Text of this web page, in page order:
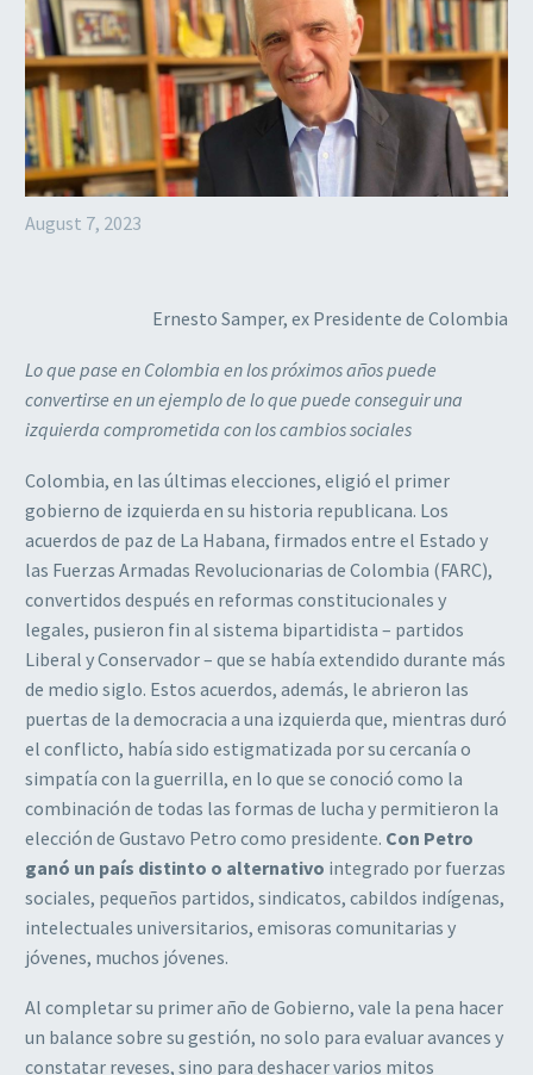
August 7, 2023
Ernesto Samper, ex Presidente de Colombia
Lo que pase en Colombia en los próximos años puede
convertirse en un ejemplo de lo que puede conseguir una
izquierda comprometida con los cambios sociales
Colombia, en las últimas elecciones, eligió el primer
gobierno de izquierda en su historia republicana. Los
acuerdos de paz de La Habana, firmados entre el Estado y
las Fuerzas Armadas Revolucionarias de Colombia (FARC),
convertidos después en reformas constitucionales y
legales, pusieron fin al sistema bipartidista – partidos
Liberal y Conservador – que se había extendido durante más
de medio siglo. Estos acuerdos, además, le abrieron las
puertas de la democracia a una izquierda que, mientras duró
el conflicto, había sido estigmatizada por su cercanía o
simpatía con la guerrilla, en lo que se conoció como la
combinación de todas las formas de lucha y permitieron la
elección de Gustavo Petro como presidente. Con Petro
ganó un país distinto o alternativo integrado por fuerzas
sociales, pequeños partidos, sindicatos, cabildos indígenas,
intelectuales universitarios, emisoras comunitarias y
jóvenes, muchos jóvenes.
Al completar su primer año de Gobierno, vale la pena hacer
un balance sobre su gestión, no solo para evaluar avances y
constatar reveses, sino para deshacer varios mitos